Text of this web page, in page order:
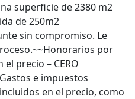
superficie de 2380 m2
de 250m2
sin compromiso. Le
por
precio – CERO
e impuestos
en el precio, como